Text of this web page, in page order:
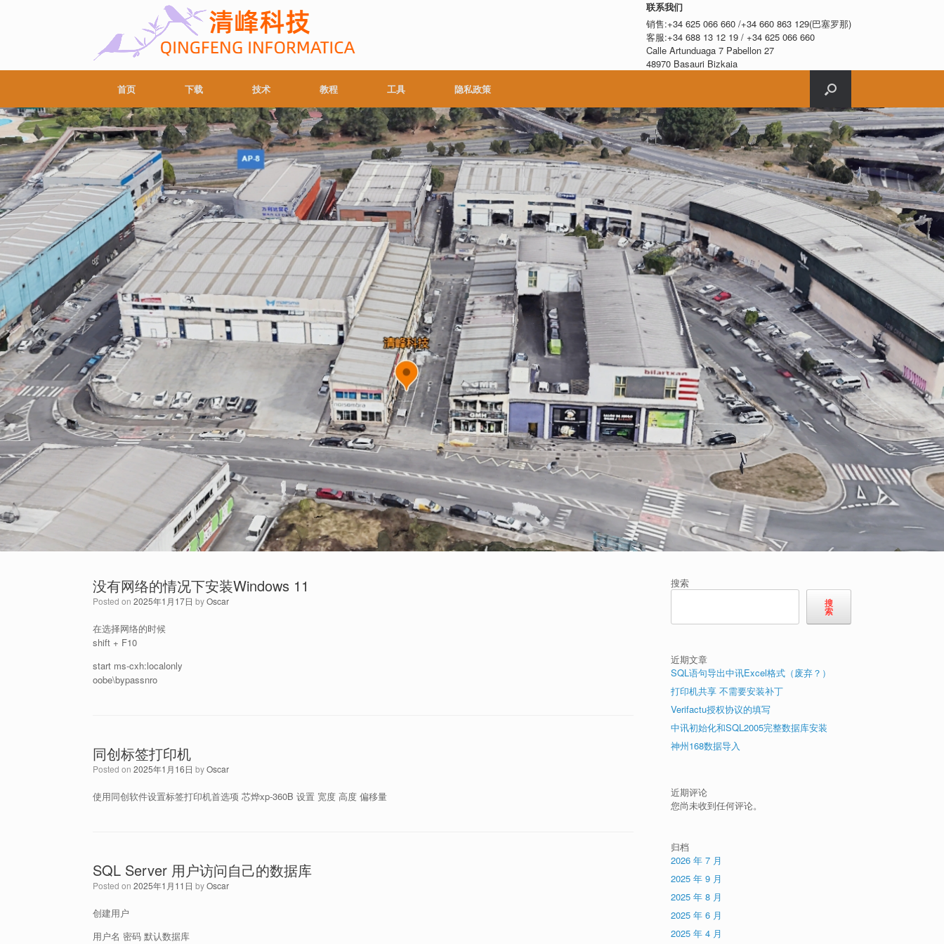
联系我们
销售:+34 625 066 660 /+34 660 863 129(巴塞罗那)
客服:+34 688 13 12 19 / +34 625 066 660
Calle Artunduaga 7 Pabellon 27
48970 Basauri Bizkaia
首页
下载 技术 教程 工具 隐私政策
没有网络的情况下安装Windows 11
Posted on 2025年1月17日 byOscar
在选择网络的时候
shift + F10
start ms-cxh:localonly
oobe\bypassnro
同创标签打印机
Posted on 2025年1月16日 byOscar
使用同创软件设置标签打印机首选项 芯烨xp-360B 设置 宽度 高度 偏移量
SQL Server 用户访问自己的数据库
Posted on 2025年1月11日 byOscar
创建用户
用户名 密码 默认数据库
搜索
搜
索
近期文章
SQL语句导出中讯Excel格式（废弃？）
打印机共享 不需要安装补丁
Verifactu授权协议的填写
中讯初始化和SQL2005完整数据库安装
神州168数据导入
近期评论
您尚未收到任何评论。
归档
2026 年 7 月
2025 年 9 月
2025 年 8 月
2025 年 6 月
2025 年 4 月